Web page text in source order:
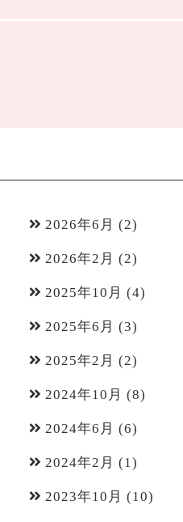
2026年6月 (2)
2026年2月 (2)
2025年10月 (4)
2025年6月 (3)
2025年2月 (2)
2024年10月 (8)
2024年6月 (6)
2024年2月 (1)
2023年10月 (10)